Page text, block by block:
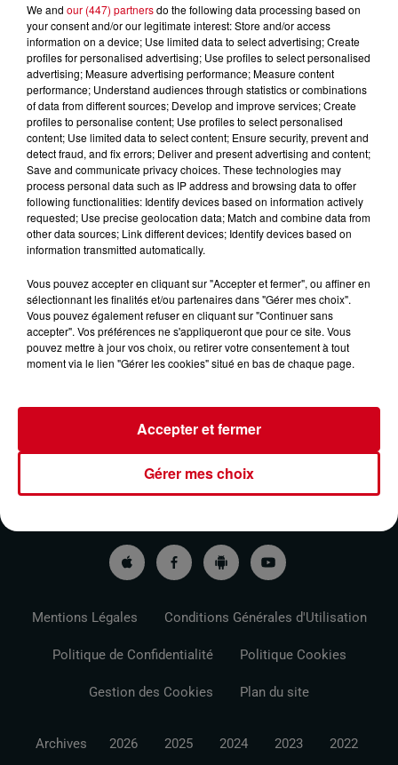
Les Infos Locales
0:00 10 min 39 sec
18 avril 2024 - 10 min 39 sec
LE JOURNAL DU 18/04/2024
VOTRE INFO DE PROXIMITÉ PODCASTS ET REPLAY
Mentions Légales Conditions Générales d'Utilisation
Politique de Confidentialité Politique Cookies
Gestion des Cookies Plan du site
Archives 2026 2025 2024 2023 2022
We and our (447) partnersdo the following data processing based on
your consent and/or our legitimate interest: Store and/or access
information on a device; Use limited data to select advertising; Create
profiles for personalised advertising; Use profiles to select personalised
advertising; Measure advertising performance; Measure content
performance; Understand audiences through statistics or combinations
of data from different sources; Develop and improve services; Create
profiles to personalise content; Use profiles to select personalised
content; Use limited data to select content; Ensure security, prevent and
detect fraud, and fix errors; Deliver and present advertising and content;
Save and communicate privacy choices. These technologies may
process personal data such as IP address and browsing data to offer
following functionalities: Identify devices based on information actively
requested; Use precise geolocation data; Match and combine data from
other data sources; Link different devices; Identify devices based on
information transmitted automatically.
Vous pouvez accepter en cliquant sur "Accepter et fermer", ou affiner en
sélectionnant les finalités et/ou partenaires dans "Gérer mes choix".
Vous pouvez également refuser en cliquant sur "Continuer sans
accepter". Vos préférences ne s'appliqueront que pour ce site. Vous
pouvez mettre à jour vos choix, ou retirer votre consentement à tout
moment via le lien "Gérer les cookies" situé en bas de chaque page.
Gérer mes choix
Accepter et fermer